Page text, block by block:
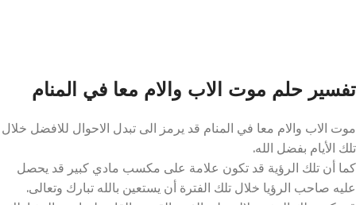
تفسير حلم موت الاب والام معا في المنام
موت الاب والام معا في المنام قد يرمز الى تبدل الاحوال للافضل خلال
تلك الأيام بفضل الله.
كما أن تلك الرؤية قد تكون علامة على مكسب مادي كبير قد يحصل
عليه صاحب الرؤيا خلال تلك الفترة أن يستعين بالله تبارك وتعالى.